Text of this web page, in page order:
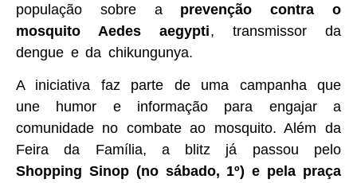
população sobre aprevenção contra o
mosquito Aedes aegypti, transmissor da
dengue e da chikungunya.
A iniciativa faz parte de uma campanha que
une humor e informação para engajar a
comunidade no combate ao mosquito. Além da
Feira da Família, a blitz já passou pelo
Shopping Sinop (no sábado, 1º) e pela praça